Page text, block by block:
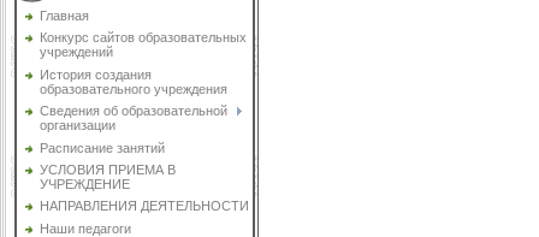
Главная
Конкурс сайтов образовательных
учреждений
История создания
образовательного учреждения
Сведения об образовательной
организации
Расписание занятий
УСЛОВИЯ ПРИЕМА В
УЧРЕЖДЕНИЕ
НАПРАВЛЕНИЯ ДЕЯТЕЛЬНОСТИ
Наши педагоги